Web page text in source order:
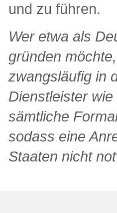
und zu führen.
Wer etwa als
gründen
zwangsläufig in
Dienstleister
sämtliche
sodass eine
Staaten nicht